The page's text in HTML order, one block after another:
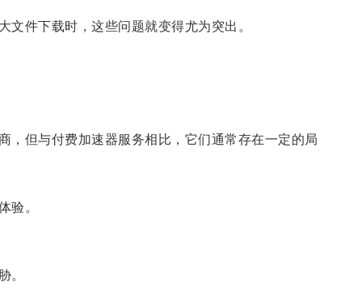
件下载时，这些问题就变得尤为突出。
但与付费加速器服务相比，它们通常存在一定的局
验。
。